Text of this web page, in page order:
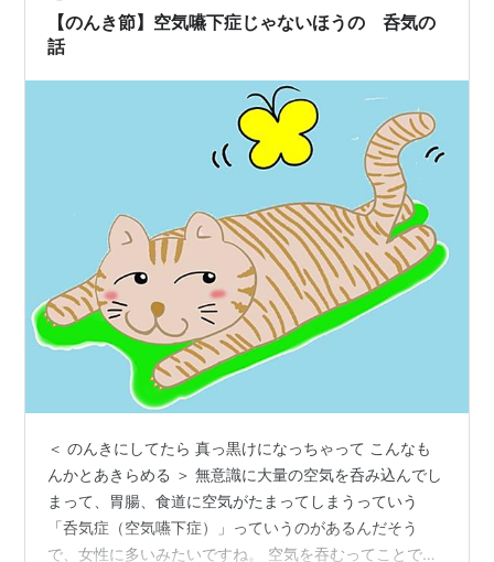
ル崩壊後の困窮化を歌ったもので、おそらく、現代日本
もその時代に入るのも時間の問題で…
【のんき節】空気嚥下症じゃないほうの 呑気の
話
＜ のんきにしてたら 真っ黒けになっちゃって こんなも
んかとあきらめる ＞ 無意識に大量の空気を呑み込んでし
まって、胃腸、食道に空気がたまってしまうっていう
「呑気症（空気嚥下症）」っていうのがあるんだそう
で、女性に多いみたいですね。 空気を吞むってことで